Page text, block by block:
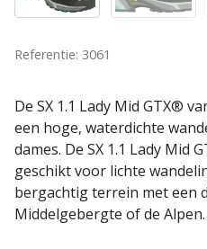
Referentie: 3061
De SX 1.1 Lady Mid GTX®
een hoge, waterdichte
dames. De SX 1.1 Lady Mid
geschikt voor lichte
bergachtig terrein met een
Middelgebergte of de Alpen.